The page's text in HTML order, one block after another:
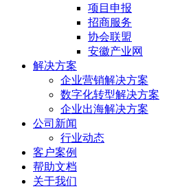
项目申报
招商服务
协会联盟
安徽产业网
解决方案
企业营销解决方案
数字化转型解决方案
企业出海解决方案
公司新闻
行业动态
客户案例
帮助文档
关于我们